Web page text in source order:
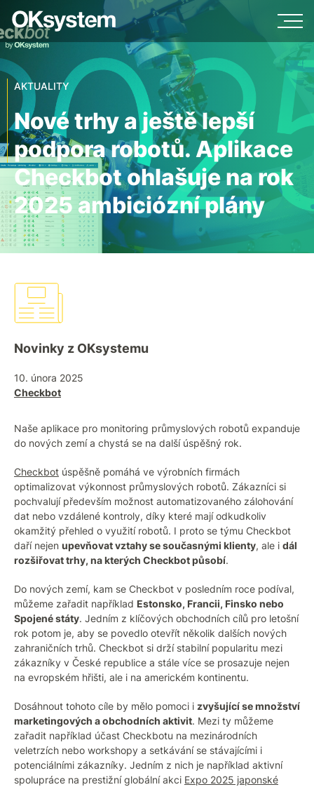
AKTUALITY
Nové trhy a ještě lepší
podpora robotů. Aplikace
Checkbot ohlašuje na rok
2025 ambiciózní plány
Novinky z OKsystemu
10. února 2025
Checkbot
Naše aplikace pro monitoring průmyslových robotů expanduje
do nových zemí a chystá se na další úspěšný rok.
Checkbot úspěšně pomáhá ve výrobních firmách
optimalizovat výkonnost průmyslových robotů. Zákazníci si
pochvalují především možnost automatizovaného zálohování
dat nebo vzdálené kontroly, díky které mají odkudkoliv
okamžitý přehled o využití robotů. I proto se týmu Checkbot
daří nejen upevňovat vztahy se současnými klienty, ale i dál
rozšiřovat trhy, na kterých Checkbot působí.
Do nových zemí, kam se Checkbot v posledním roce podíval,
můžeme zařadit například Estonsko, Francii, Finsko nebo
Spojené státy. Jedním z klíčových obchodních cílů pro letošní
rok potom je, aby se povedlo otevřít několik dalších nových
zahraničních trhů. Checkbot si drží stabilní popularitu mezi
zákazníky v České republice a stále více se prosazuje nejen
na evropském hřišti, ale i na americkém kontinentu.
Dosáhnout tohoto cíle by mělo pomoci i zvyšující se množství
marketingových a obchodních aktivit. Mezi ty můžeme
zařadit například účast Checkbotu na mezinárodních
veletrzích nebo workshopy a setkávání se stávajícími i
potenciálními zákazníky. Jedním z nich je například aktivní
spolupráce na prestižní globální akci Expo 2025 japonské